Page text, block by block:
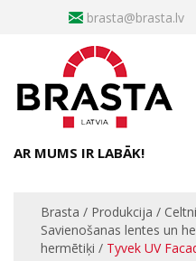
brasta
AR MUMS IR LABĀK!
Brasta / Produkcija /
Savienošanas lentes un
hermētiķi / Tyvek UV